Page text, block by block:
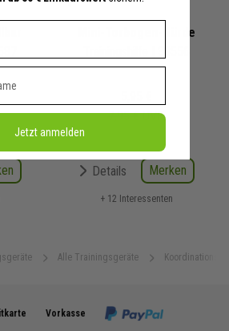
Alle Trainingsgeräte
Mini-Torbogen-Hürde
7,95 € UVP
Details Merken
+ 12 Interessenten
Vorkasse
Jetzt anmelden